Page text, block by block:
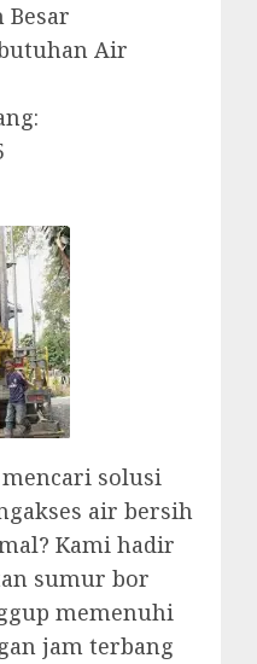
Besar
Air
solusi
air bersih
Kami hadir
sumur bor
memenuhi
jam terbang